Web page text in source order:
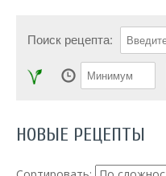
Поиск рецепта:
НОВЫЕ РЕЦЕПТЫ